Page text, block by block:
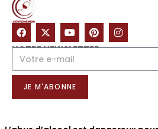
NOTRE NEWSLETTER
JE M'ABONNE